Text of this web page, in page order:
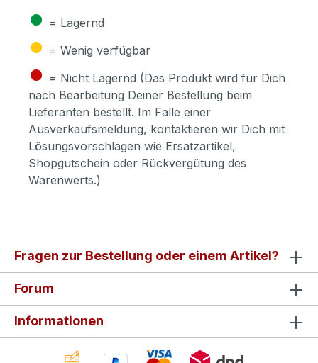
● = Lagernd
● = Wenig verfügbar
● = Nicht Lagernd (Das Produkt wird für Dich
nach Bearbeitung Deiner Bestellung beim
Lieferanten bestellt. Im Falle einer
Ausverkaufsmeldung, kontaktieren wir Dich mit
Lösungsvorschlägen wie Ersatzartikel,
Shopgutschein oder Rückvergütung des
Warenwerts.)
Fragen zur Bestellung oder einem Artikel?
Forum
Informationen